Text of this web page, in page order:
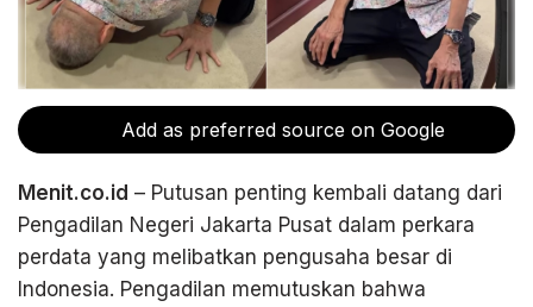
Add as preferred source on Google
Menit.co.id – Putusan penting kembali datang dari
Pengadilan Negeri Jakarta Pusat dalam perkara
perdata yang melibatkan pengusaha besar di
Indonesia. Pengadilan memutuskan bahwa